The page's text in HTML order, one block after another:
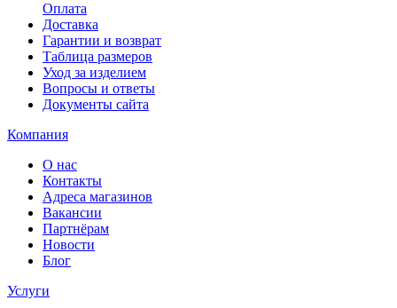
Оплата
Доставка
Гарантии и возврат
Таблица размеров
Уход за изделием
Вопросы и ответы
Документы сайта
Компания
О нас
Контакты
Адреса магазинов
Вакансии
Партнёрам
Новости
Блог
Услуги